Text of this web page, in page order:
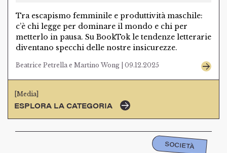
Tra escapismo femminile e produttività maschile:
c’è chi legge per dominare il mondo e chi per
metterlo in pausa. Su BookTok le tendenze letterarie
diventano specchi delle nostre insicurezze.
Beatrice Petrella e Martino Wong | 09.12.2025
[Media]
ESPLORA LA CATEGORIA
SOCIETÀ